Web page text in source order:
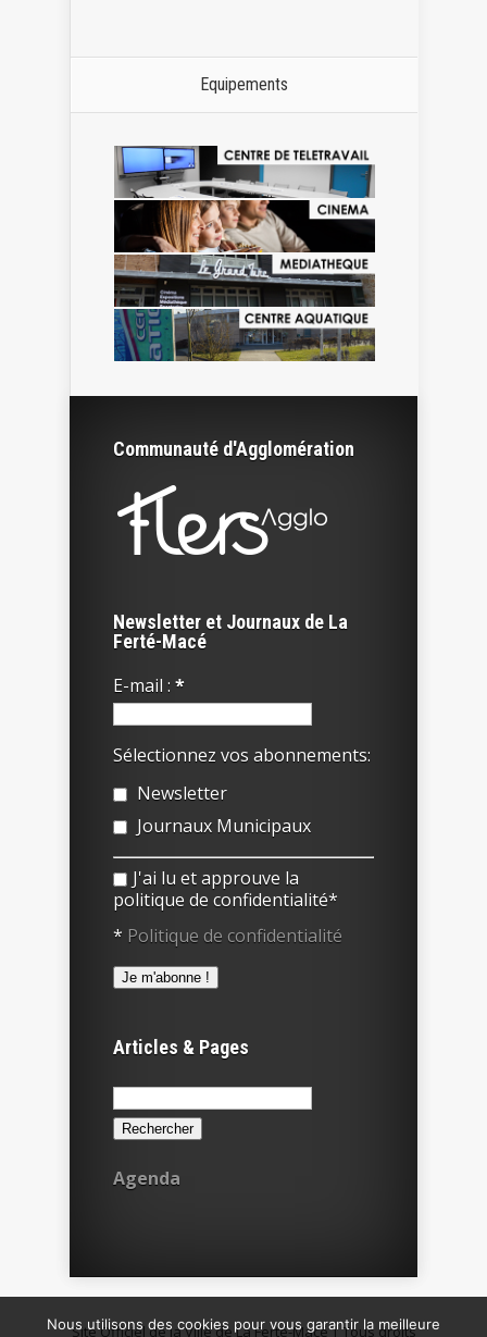
Equipements
Communauté d'Agglomération
Newsletter et Journaux de La
Ferté-Macé
E-mail : *
Sélectionnez vos abonnements:
Newsletter
Journaux Municipaux
J'ai lu et approuve la
politique de confidentialité*
* Politique de confidentialité
Articles & Pages
Rechercher :
Agenda
Site Officiel de la Ville de La Ferté-Macé | Tous droits
Nous utilisons des cookies pour vous garantir la meilleure